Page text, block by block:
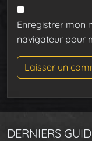
Enregistrer mon
navigateur pour
DERNIERS